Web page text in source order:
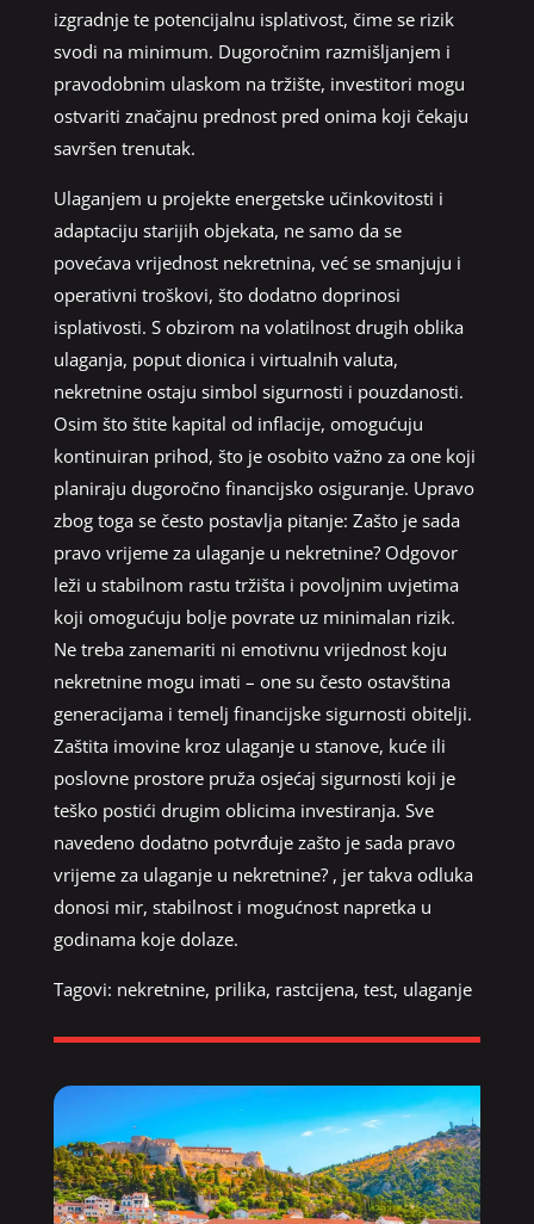
izgradnje te potencijalnu isplativost, čime se rizik
svodi na minimum. Dugoročnim razmišljanjem i
pravodobnim ulaskom na tržište, investitori mogu
ostvariti značajnu prednost pred onima koji čekaju
savršen trenutak.
Ulaganjem u projekte energetske učinkovitosti i
adaptaciju starijih objekata, ne samo da se
povećava vrijednost nekretnina, već se smanjuju i
operativni troškovi, što dodatno doprinosi
isplativosti. S obzirom na volatilnost drugih oblika
ulaganja, poput dionica i virtualnih valuta,
nekretnine ostaju simbol sigurnosti i pouzdanosti.
Osim što štite kapital od inflacije, omogućuju
kontinuiran prihod, što je osobito važno za one koji
planiraju dugoročno financijsko osiguranje. Upravo
zbog toga se često postavlja pitanje: Zašto je sada
pravo vrijeme za ulaganje u nekretnine? Odgovor
leži u stabilnom rastu tržišta i povoljnim uvjetima
koji omogućuju bolje povrate uz minimalan rizik.
Ne treba zanemariti ni emotivnu vrijednost koju
nekretnine mogu imati – one su često ostavština
generacijama i temelj financijske sigurnosti obitelji.
Zaštita imovine kroz ulaganje u stanove, kuće ili
poslovne prostore pruža osjećaj sigurnosti koji je
teško postići drugim oblicima investiranja. Sve
navedeno dodatno potvrđuje zašto je sada pravo
vrijeme za ulaganje u nekretnine? , jer takva odluka
donosi mir, stabilnost i mogućnost napretka u
godinama koje dolaze.
Tagovi: nekretnine, prilika, rastcijena, test, ulaganje